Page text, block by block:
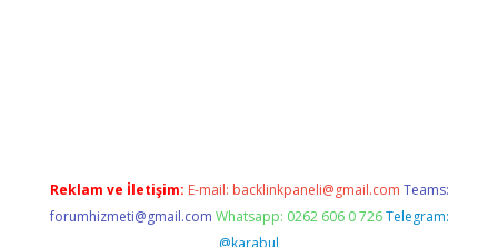
Reklam ve İletişim: E-mail: backlinkpaneli@gmail.com Teams:
forumhizmeti@gmail.com Whatsapp: 0262 606 0 726 Telegram:
@karabul